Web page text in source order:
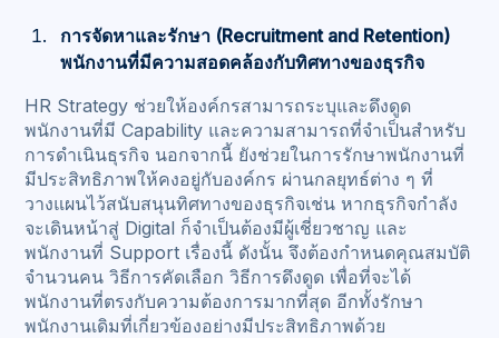
การจัดหาและรักษา (Recruitment and Retention)
พนักงานที่มีความสอดคล้องกับทิศทางของธุรกิจ
HR Strategy ช่วยให้องค์กรสามารถระบุและดึงดูด
พนักงานที่มี Capability และความสามารถที่จำเป็นสำหรับ
การดำเนินธุรกิจ นอกจากนี้ ยังช่วยในการรักษาพนักงานที่
มีประสิทธิภาพให้คงอยู่กับองค์กร ผ่านกลยุทธ์ต่าง ๆ ที่
วางแผนไว้สนับสนุนทิศทางของธุรกิจเช่น หากธุรกิจกำลัง
จะเดินหน้าสู่ Digital ก็จำเป็นต้องมีผู้เชี่ยวชาญ และ
พนักงานที่ Support เรื่องนี้ ดังนั้น จึงต้องกำหนดคุณสมบัติ
จำนวนคน วิธีการคัดเลือก วิธีการดึงดูด เพื่อที่จะได้
พนักงานที่ตรงกับความต้องการมากที่สุด อีกทั้งรักษา
พนักงานเดิมที่เกี่ยวข้องอย่างมีประสิทธิภาพด้วย